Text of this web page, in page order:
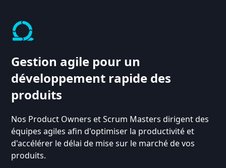
Gestion agile pour un
développement rapide des
produits
Nos Product Owners et Scrum Masters dirigent des
équipes agiles afin d'optimiser la productivité et
d'accélérer le délai de mise sur le marché de vos
produits.